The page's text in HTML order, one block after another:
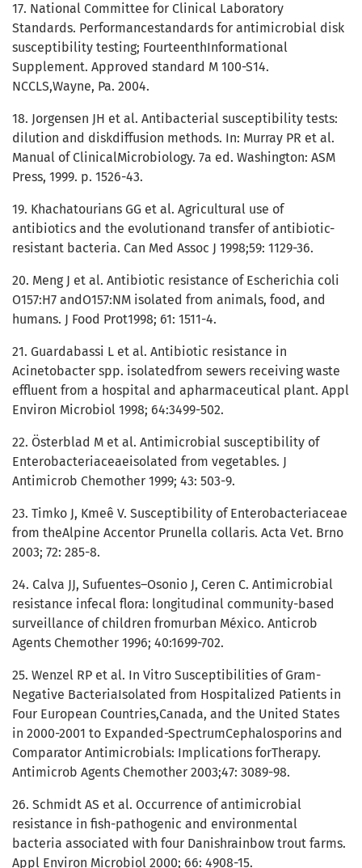
17. National Committee for Clinical Laboratory
Standards. Performancestandards for antimicrobial disk
susceptibility testing; FourteenthInformational
Supplement. Approved standard M 100-S14.
NCCLS,Wayne, Pa. 2004.
18. Jorgensen JH et al. Antibacterial susceptibility tests:
dilution and diskdiffusion methods. In: Murray PR et al.
Manual of ClinicalMicrobiology. 7a ed. Washington: ASM
Press, 1999. p. 1526-43.
19. Khachatourians GG et al. Agricultural use of
antibiotics and the evolutionand transfer of antibiotic-
resistant bacteria. Can Med Assoc J 1998;59: 1129-36.
20. Meng J et al. Antibiotic resistance of Escherichia coli
O157:H7 andO157:NM isolated from animals, food, and
humans. J Food Prot1998; 61: 1511-4.
21. Guardabassi L et al. Antibiotic resistance in
Acinetobacter spp. isolatedfrom sewers receiving waste
effluent from a hospital and apharmaceutical plant. Appl
Environ Microbiol 1998; 64:3499-502.
22. Österblad M et al. Antimicrobial susceptibility of
Enterobacteriaceaeisolated from vegetables. J
Antimicrob Chemother 1999; 43: 503-9.
23. Timko J, Kmeê V. Susceptibility of Enterobacteriaceae
from theAlpine Accentor Prunella collaris. Acta Vet. Brno
2003; 72: 285-8.
24. Calva JJ, Sufuentes–Osonio J, Ceren C. Antimicrobial
resistance infecal flora: longitudinal community-based
surveillance of children fromurban México. Anticrob
Agents Chemother 1996; 40:1699-702.
25. Wenzel RP et al. In Vitro Susceptibilities of Gram-
Negative BacteriaIsolated from Hospitalized Patients in
Four European Countries,Canada, and the United States
in 2000-2001 to Expanded-SpectrumCephalosporins and
Comparator Antimicrobials: Implications forTherapy.
Antimicrob Agents Chemother 2003;47: 3089-98.
26. Schmidt AS et al. Occurrence of antimicrobial
resistance in fish-pathogenic and environmental
bacteria associated with four Danishrainbow trout farms.
Appl Environ Microbiol 2000; 66: 4908-15.